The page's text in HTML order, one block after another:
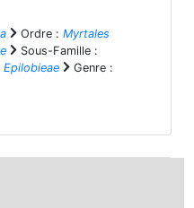
Ordre : Myrtales
Sous-Famille :
Epilobieae
Genre :